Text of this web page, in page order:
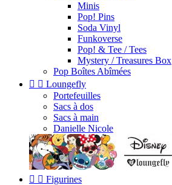
Minis
Pop! Pins
Soda Vinyl
Funkoverse
Pop! & Tee / Tees
Mystery / Treasures Box
Pop Boîtes Abîmées
  Loungefly
Portefeuilles
Sacs à dos
Sacs à main
Danielle Nicole
  Figurines